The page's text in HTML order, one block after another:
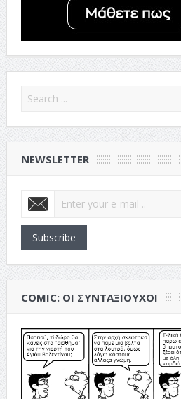
NEWSLETTER
Subscribe
COMIC: ΟΙ ΣΥΝΤΑΞΙΟΎΧΟΙ